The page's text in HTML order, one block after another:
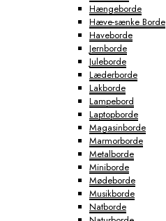
Hængeborde
Hæve-sænke Borde
Haveborde
Jernborde
Juleborde
Læderborde
Lakborde
Lampebord
Laptopborde
Magasinborde
Marmorborde
Metalborde
Miniborde
Mødeborde
Musikborde
Natborde